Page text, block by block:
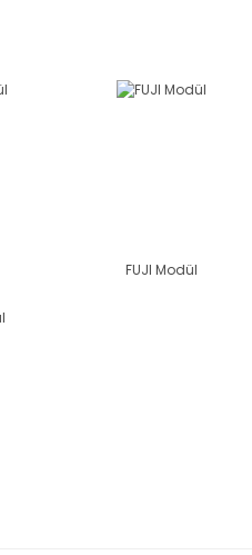
FUJI Modül